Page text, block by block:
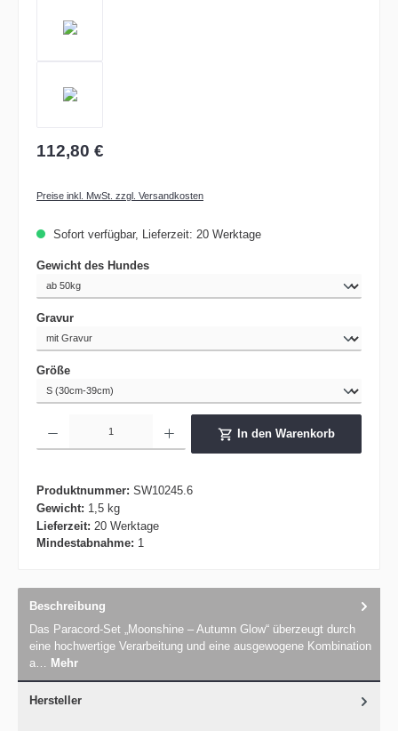
112,80 €
Preise inkl. MwSt. zzgl. Versandkosten
Sofort verfügbar, Lieferzeit: 20 Werktage
Gewicht des Hundesauswählen
Gravurauswählen
Größeauswählen
In den Warenkorb
Produktnummer: SW10245.6
Gewicht: 1,5 kg
Lieferzeit: 20 Werktage
Mindestabnahme: 1
Beschreibung
Das Paracord-Set „Moonshine – Autumn Glow“ überzeugt durch
eine hochwertige Verarbeitung und eine ausgewogene Kombination
a… Mehr
Hersteller